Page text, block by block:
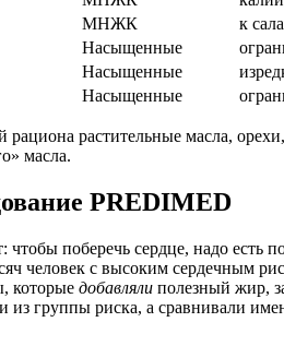
МНЖК
к
Насыщенные
Насыщенные
Насыщенные
рациона растительные масла,
масла.
PREDIMED
чтобы поберечь сердце, надо
человек с высоким сердечным
которые добавляли полезный жир,
из группы риска, а сравнивали